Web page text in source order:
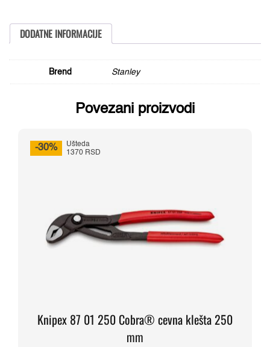
DODATNE INFORMACIJE
Brend Stanley
Povezani proizvodi
-30%
Ušteda
1370 RSD
Knipex 87 01 250 Cobra® cevna klešta 250
mm